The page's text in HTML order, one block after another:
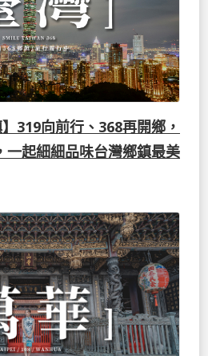
】319向前行、368再開鄉，
一起細細品味台灣鄉鎮最美